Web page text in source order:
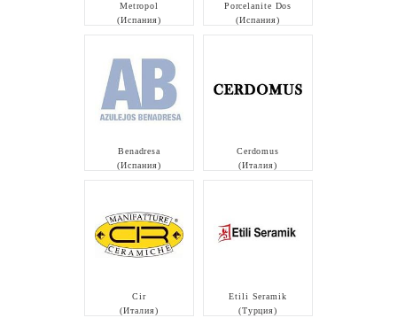
Metropol
(Испания)
Porcelanite Dos
(Испания)
Benadresa
(Испания)
Cerdomus
(Италия)
Cir
(Италия)
Etili Seramik
(Турция)